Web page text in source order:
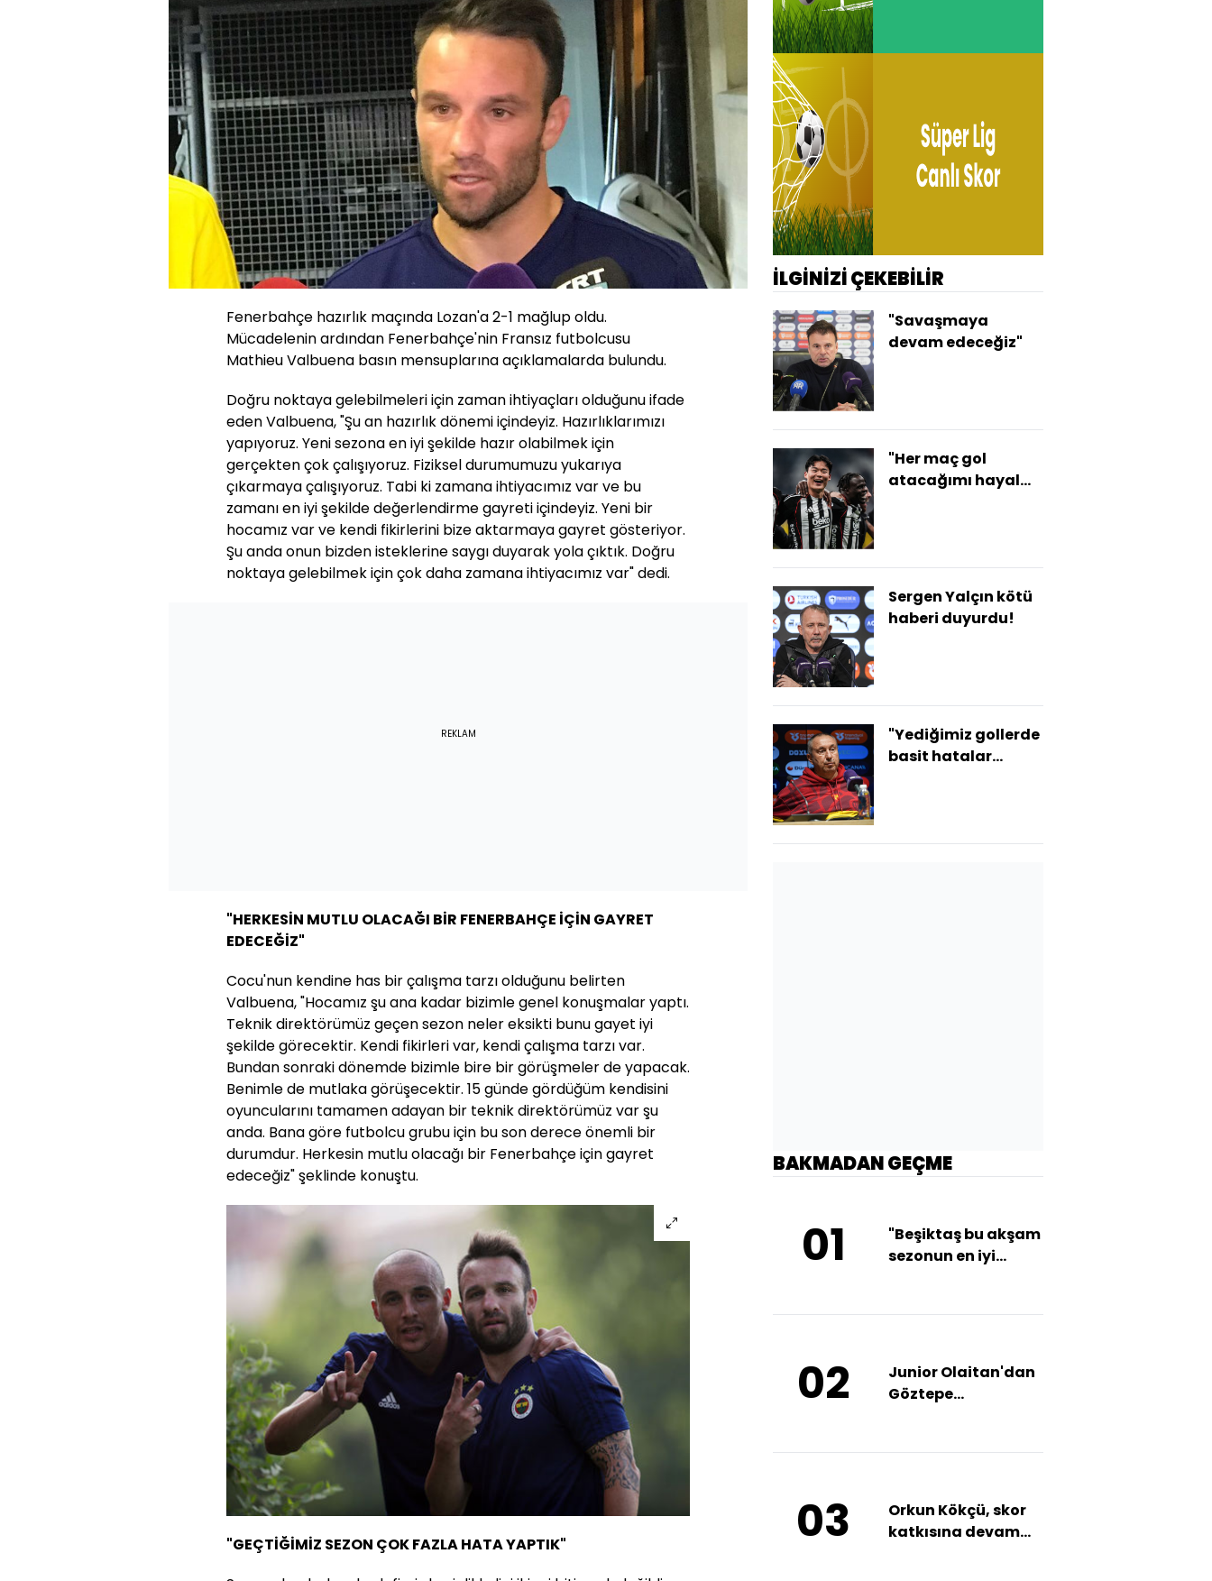
Fenerbahçe hazırlık maçında Lozan'a 2-1 mağlup oldu.
Mücadelenin ardından Fenerbahçe'nin Fransız futbolcusu
Mathieu Valbuena basın mensuplarına açıklamalarda bulundu.
Doğru noktaya gelebilmeleri için zaman ihtiyaçları olduğunu ifade
eden Valbuena, "Şu an hazırlık dönemi içindeyiz. Hazırlıklarımızı
yapıyoruz. Yeni sezona en iyi şekilde hazır olabilmek için
gerçekten çok çalışıyoruz. Fiziksel durumumuzu yukarıya
çıkarmaya çalışıyoruz. Tabi ki zamana ihtiyacımız var ve bu
zamanı en iyi şekilde değerlendirme gayreti içindeyiz. Yeni bir
hocamız var ve kendi fikirlerini bize aktarmaya gayret gösteriyor.
Şu anda onun bizden isteklerine saygı duyarak yola çıktık. Doğru
noktaya gelebilmek için çok daha zamana ihtiyacımız var" dedi.
REKLAM
"HERKESİN MUTLU OLACAĞI BİR FENERBAHÇE İÇİN GAYRET
EDECEĞİZ"
Cocu'nun kendine has bir çalışma tarzı olduğunu belirten
Valbuena, "Hocamız şu ana kadar bizimle genel konuşmalar yaptı.
Teknik direktörümüz geçen sezon neler eksikti bunu gayet iyi
şekilde görecektir. Kendi fikirleri var, kendi çalışma tarzı var.
Bundan sonraki dönemde bizimle bire bir görüşmeler de yapacak.
Benimle de mutlaka görüşecektir. 15 günde gördüğüm kendisini
oyuncularını tamamen adayan bir teknik direktörümüz var şu
anda. Bana göre futbolcu grubu için bu son derece önemli bir
durumdur. Herkesin mutlu olacağı bir Fenerbahçe için gayret
edeceğiz" şeklinde konuştu.
"GEÇTİĞİMİZ SEZON ÇOK FAZLA HATA YAPTIK"
İLGİNİZİ ÇEKEBİLİR
"Savaşmaya
devam edeceğiz"
"Her maç gol
atacağımı hayal
Sergen Yalçın kötü
haberi duyurdu!
"Yediğimiz gollerde
basit hatalar
BAKMADAN GEÇME
01
"Beşiktaş bu akşam
sezonun en iyi
02
Junior Olaitan'dan
Göztepe
03
Orkun Kökçü, skor
katkısına devam